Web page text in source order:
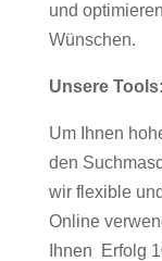
und
Wünschen.
Unsere Tools:
Um Ihnen
den
wir flexible
Online
Ihnen Erfolg